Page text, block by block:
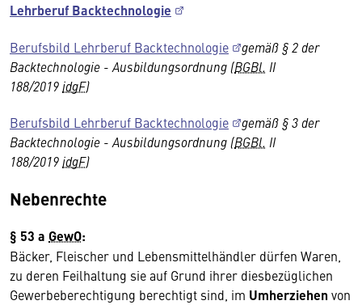
Lehrberuf Backtechnologie
Berufsbild Lehrberuf Backtechnologie
gemäß § 2 der
Backtechnologie - Ausbildungsordnung (BGBl. II
188/2019idgF)
Berufsbild Lehrberuf Backtechnologie
gemäß § 3 der
Backtechnologie - Ausbildungsordnung (BGBl. II
188/2019idgF)
Nebenrechte
§ 53 a GewO:
Bäcker, Fleischer und Lebensmittelhändler dürfen Waren,
zu deren Feilhaltung sie auf Grund ihrer diesbezüglichen
Gewerbeberechtigung berechtigt sind, im Umherziehen von